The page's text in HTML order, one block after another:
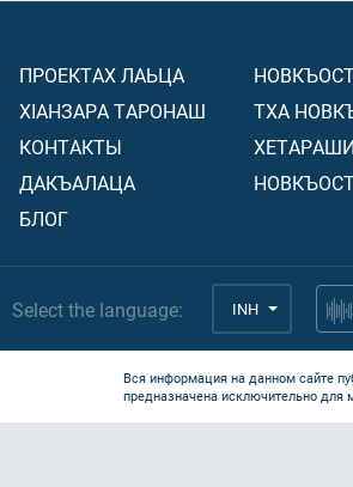
ПРОЕКТАХ ЛАЬЦА
ХIАНЗАРА ТАРОНАШ
КОНТАКТЫ
ДАКЪАЛАЦА
БЛОГ
ТХА
Select the language: INH
Вся информация на данном сайте
предназначена исключительно для